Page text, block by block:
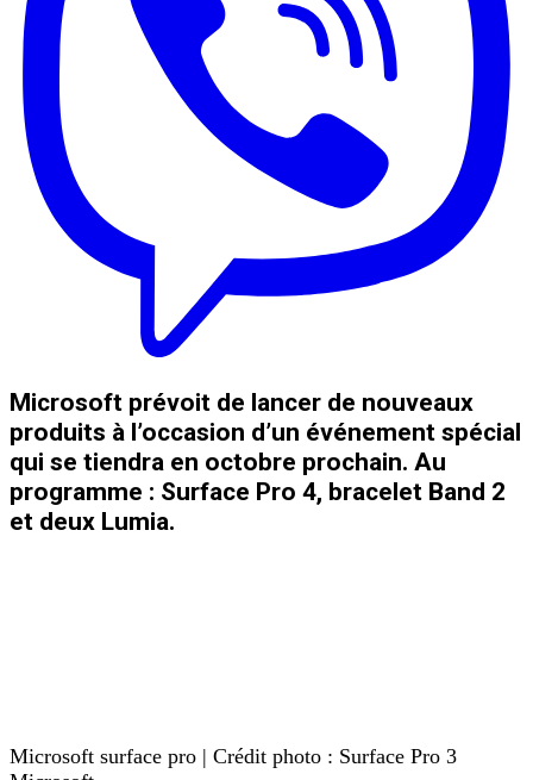
Microsoft prévoit de lancer de nouveaux
produits à l’occasion d’un événement spécial
qui se tiendra en octobre prochain. Au
programme : Surface Pro 4, bracelet Band 2
et deux Lumia.
Microsoft surface pro | Crédit photo : Surface Pro 3